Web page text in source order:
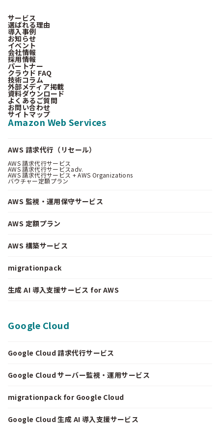
サービス
選ばれる理由
導入事例
お知らせ
イベント
会社情報
採用情報
パートナー
クラウド FAQ
技術コラム
外部メディア掲載
資料ダウンロード
よくあるご質問
お問い合わせ
サイトマップ
Amazon Web Services
AWS 請求代行（リセール）
AWS 請求代行サービス
AWS 請求代行サービスadv.
AWS 請求代行サービス + AWS Organizations
バウチャー定額プラン
AWS 監視・運用保守サービス
AWS 定額プラン
AWS 構築サービス
migrationpack
生成 AI 導入支援サービス for AWS
Google Cloud
Google Cloud 請求代行サービス
Google Cloud サーバー監視・運用サービス
migrationpack for Google Cloud
Google Cloud 生成 AI 導入支援サービス